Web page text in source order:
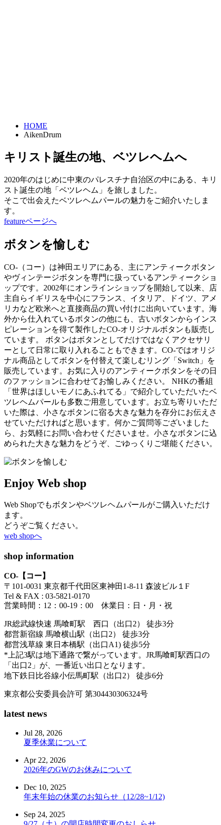
HOME
AikenDrum
キリスト誕生の地、ベツレヘムへ
2020年のはじめに中東のパレスチナ自治区の中にある、キリ
スト誕生の地「ベツレヘム」を旅しました。
そこで出会えたベツレヘムパールの魅力をご紹介いたしま
す。
featureページへ
ボタンを愉しむ
CO-（コー）は神田エリアにある、主にアンティークボタン
やヴィンテージボタンを専門に扱っているアンティークショ
ップです。2002年にオンラインショップを開始して以来、店
主自らイギリスを中心にフランス、イタリア、ドイツ、アメ
リカなど欧米へと直接商品の買い付けに出向いています。海
外から仕入れているボタンの他にも、古いボタンからインス
ピレーションを得て製作したCO-オリジナルボタンも販売し
ています。 ボタンはボタンとしてだけではなくアクセサリ
ーとして日常に取り入れることもできます。CO-ではオリジ
ナル商品としてボタンを付替えて楽しむリング「Switch」を
販売しています。お気に入りのアンティークボタンをその日
のファッションに合わせてお愉しみください。 NHKの番組
「世界はほしいモノにあふれてる」で紹介していただいたベ
ツレヘムパールも多数ご用意しています。お立ち寄りいただ
いた際は、小さなボタンに宿る大きな魅力を存分にお伝えさ
せていただければと思います。何かご質問等ございました
ら、お気軽にお問い合わせくださいませ。小さなボタンに込
められた大きな魅力をどうぞ、ごゆっくりご堪能ください。
Enjoy Web shop
Web Shopでもボタンやベツレヘムパールがご購入いただけ
ます。
どうぞご覧ください。
web shopへ
shop information
CO-【コー】
〒101-0031 東京都千代田区東神田1-8-11 森波ビル１F
Tel & FAX : 03-5821-0170
営業時間：12：00-19：00 休業日：日・月・祝
JR総武線快速 馬喰町駅 西口（出口2） 徒歩3分
都営新宿線 馬喰横山駅（出口2） 徒歩3分
都営浅草線 東日本橋駅（出口A1) 徒歩5分
*上記3駅は地下通路で繋がっています。JR馬喰町駅西口の
「出口2」が、一番近い出口となります。
地下鉄日比谷線小伝馬町駅（出口2） 徒歩6分
東京都公安委員会許可 第304430306324号
latest news
Jul 28, 2026
夏季休業について
Apr 22, 2026
2026年のGWのお休みについて
Dec 10, 2025
年末年始の休業のお知らせ（12/28~1/12)
Sep 24, 2025